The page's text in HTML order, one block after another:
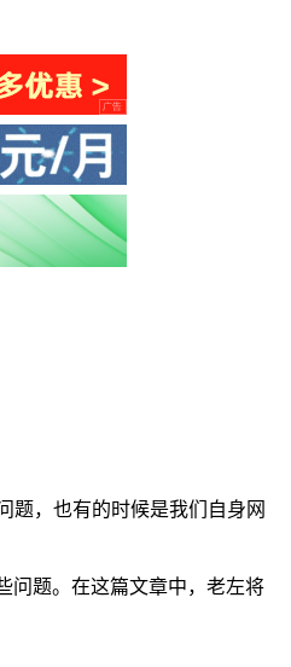
题，也有的时候是我们自身网
问题。在这篇文章中，老左将